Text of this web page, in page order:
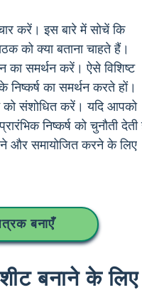
करें। इस बारे में सोचें कि
को क्या बताना चाहते हैं।
का समर्थन करें। ऐसे विशिष्ट
का समर्थन करते हों।
संशोधित करें। यदि आपको
निष्कर्ष को चुनौती देती
और समायोजित करने के लिए
बनाएँ
बनाने के लिए